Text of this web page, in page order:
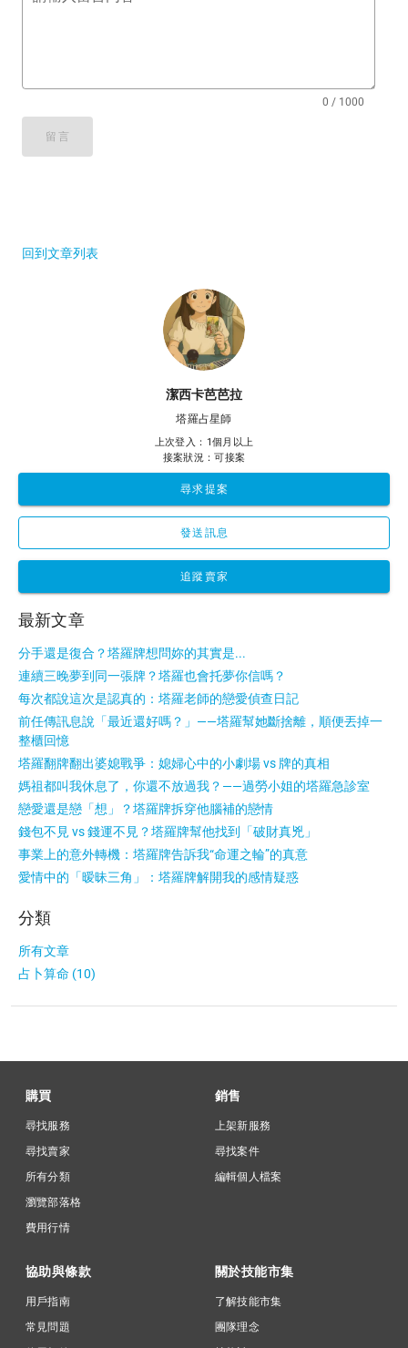
0 / 1000
留言
回到文章列表
潔西卡芭芭拉
塔羅占星師
上次登入：1個月以上
接案狀況：可接案
尋求提案
發送訊息
追蹤賣家
最新文章
分手還是復合？塔羅牌想問妳的其實是...
連續三晚夢到同一張牌？塔羅也會托夢你信嗎？
每次都說這次是認真的：塔羅老師的戀愛偵查日記
前任傳訊息說「最近還好嗎？」——塔羅幫她斷捨離，順便丟掉一
整櫃回憶
塔羅翻牌翻出婆媳戰爭：媳婦心中的小劇場 vs 牌的真相
媽祖都叫我休息了，你還不放過我？——過勞小姐的塔羅急診室
戀愛還是戀「想」？塔羅牌拆穿他腦補的戀情
錢包不見 vs 錢運不見？塔羅牌幫他找到「破財真兇」
事業上的意外轉機：塔羅牌告訴我“命運之輪”的真意
愛情中的「暧昧三角」：塔羅牌解開我的感情疑惑
分類
所有文章
占卜算命 (10)
購買
尋找服務
尋找賣家
所有分類
瀏覽部落格
費用行情
銷售
上架新服務
尋找案件
編輯個人檔案
協助與條款
用戶指南
常見問題
關於技能市集
了解技能市集
團隊理念